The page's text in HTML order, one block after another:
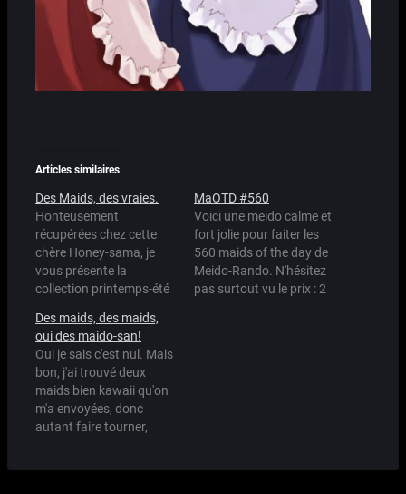
Articles similaires
Des Maids, des vraies.
Honteusement
récupérées chez cette
chère Honey-sama, je
vous présente la
collection printemps-été
Rando. Attention les
yeux.
MaOTD #560
Voici une meido calme et
fort jolie pour faiter les
560 maids of the day de
Meido-Rando. N'hésitez
pas surtout vu le prix : 2
Des maids, des maids,
oui des maido-san!
Oui je sais c'est nul. Mais
bon, j'ai trouvé deux
maids bien kawaii qu'on
m'a envoyées, donc
autant faire tourner,